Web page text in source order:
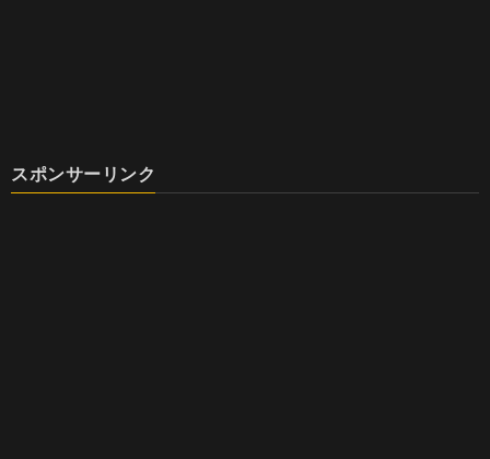
スポンサーリンク